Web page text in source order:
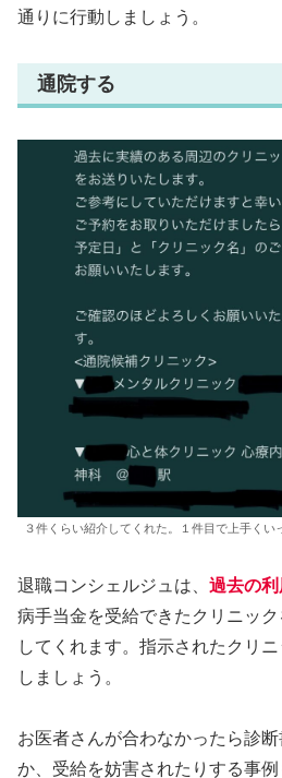
通りに行動しましょう。
通院する
３件くらい紹介してくれた。１件目で上手くい
退職コンシェルジュは、 過去の
病手当金を受給できたクリニッ
してくれます。指示されたクリニ
しましょう。
お医者さんが合わなかったら診
か、受給を妨害されたりする事